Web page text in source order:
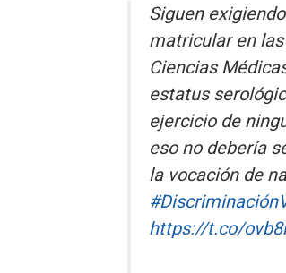
Siguen
matricular en
Ciencias
estatus
ejercicio de
eso no debería
la vocación de
https://t.co/